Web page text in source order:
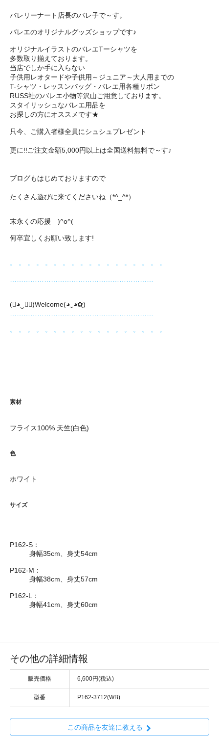
バレリーナート店長のバレ子で～す。
バレエのオリジナルグッズショップです♪
オリジナルイラストのバレエTーシャツを
多数取り揃えております。
当店でしか手に入らない
子供用レオタードや子供用～ジュニア～大人用までの
T-シャツ・レッスンバッグ・バレエ用各種リボン
RUSS社のバレエ小物等沢山ご用意しております。
スタイリッシュなバレエ用品を
お探しの方にオススメです★
只今、ご購入者様全員にシュシュプレゼント
更に!!ご注文金額5,000円以上は全国送料無料で～す♪
ブログもはじめておりますので
たくさん遊びに来てくださいね（*^_^*）
末永くの応援 )^o^(
何卒宜しくお願い致します!
。 。 。 。 。 。 。 。 。 。 。 。 。 。 。 。 。 。
(❀◕‿◕ฺ)Welcome(◕‿◕✿ฺ)
。 。 。 。 。 。 。 。 。 。 。 。 。 。 。 。 。 。
素材
フライス100% 天竺(白色)
色
ホワイト
サイズ
P162-S：
身幅35cm、身丈54cm
P162-M：
身幅38cm、身丈57cm
P162-L：
身幅41cm、身丈60cm
その他の詳細情報
販売価格 6,600円(税込)
型番 P162-3712(WB)
この商品を友達に教える